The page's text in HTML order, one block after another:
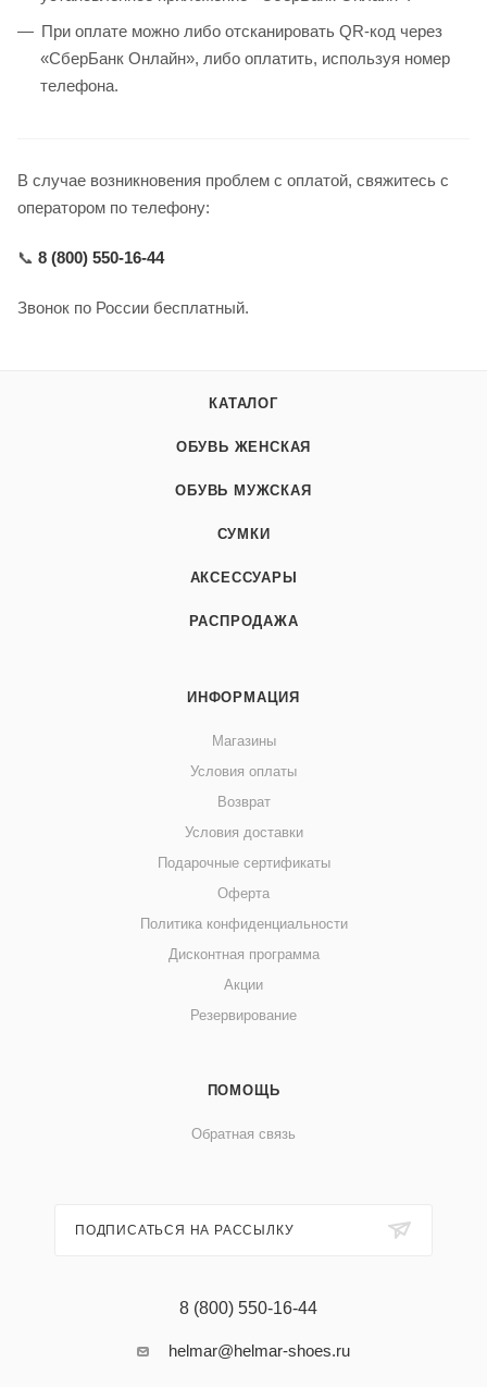
При оплате можно либо отсканировать QR‑код через
«СберБанк Онлайн», либо оплатить, используя номер
телефона.
В случае возникновения проблем с оплатой, свяжитесь с
оператором по телефону:
📞 8 (800) 550‑16‑44
Звонок по России бесплатный.
КАТАЛОГ
ОБУВЬ ЖЕНСКАЯ
ОБУВЬ МУЖСКАЯ
СУМКИ
АКСЕССУАРЫ
РАСПРОДАЖА
ИНФОРМАЦИЯ
Магазины
Условия оплаты
Возврат
Условия доставки
Подарочные сертификаты
Оферта
Политика конфиденциальности
Дисконтная программа
Акции
Резервирование
ПОМОЩЬ
Обратная связь
ПОДПИСАТЬСЯ НА РАССЫЛКУ
8 (800) 550-16-44
helmar@helmar-shoes.ru